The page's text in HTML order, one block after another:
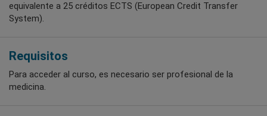
equivalente a 25 créditos ECTS (European Credit Transfer
System).
Requisitos
Para acceder al curso, es necesario ser profesional de la
medicina.